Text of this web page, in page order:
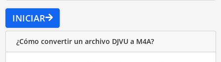
INICIAR
¿Cómo convertir un archivo DJVU a M4A?